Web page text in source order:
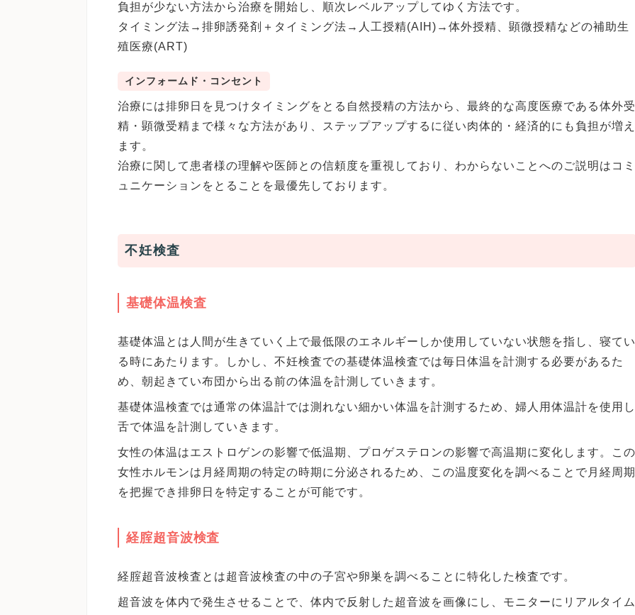
負担が少ない方法から治療を開始し、順次レベルアップしてゆく方法です。
タイミング法→排卵誘発剤＋タイミング法→人工授精(AIH)→体外授精、顕微授精などの補助生
殖医療(ART)
インフォームド・コンセント
治療には排卵日を見つけタイミングをとる自然授精の方法から、最終的な高度医療である体外受
精・顕微受精まで様々な方法があり、ステップアップするに従い肉体的・経済的にも負担が増え
ます。
治療に関して患者様の理解や医師との信頼度を重視しており、わからないことへのご説明はコミ
ュニケーションをとることを最優先しております。
不妊検査
基礎体温検査
基礎体温とは人間が生きていく上で最低限のエネルギーしか使用していない状態を指し、寝てい
る時にあたります。しかし、不妊検査での基礎体温検査では毎日体温を計測する必要があるた
め、朝起きてい布団から出る前の体温を計測していきます。
基礎体温検査では通常の体温計では測れない細かい体温を計測するため、婦人用体温計を使用し
舌で体温を計測していきます。
女性の体温はエストロゲンの影響で低温期、プロゲステロンの影響で高温期に変化します。この
女性ホルモンは月経周期の特定の時期に分泌されるため、この温度変化を調べることで月経周期
を把握でき排卵日を特定することが可能です。
経腟超音波検査
経腟超音波検査とは超音波検査の中の子宮や卵巣を調べることに特化した検査です。
超音波を体内で発生させることで、体内で反射した超音波を画像にし、モニターにリアルタイム